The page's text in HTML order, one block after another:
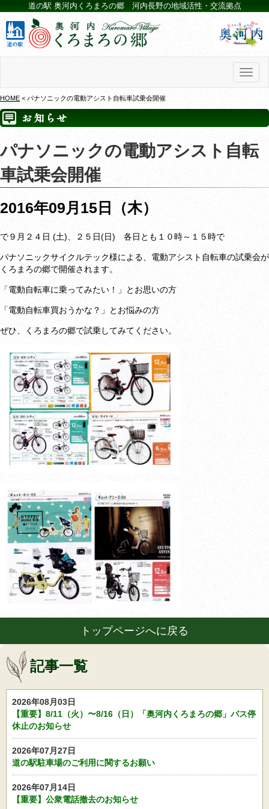
道の駅 奥河内くろまろの郷 河内長野の地域活性・交流拠点
HOME < パナソニックの電動アシスト自転車試乗会開催
パナソニックの電動アシスト自転
車試乗会開催
2016年09月15日（木）
で９月２４日 (土)、２５日(日) 各日とも１０時～１５時で
パナソニックサイクルテック様による、電動アシスト自転車の試乗会が
くろまろの郷で開催されます。
「電動自転車に乗ってみたい！」とお思いの方
「電動自転車買おうかな？」とお悩みの方
ぜひ、くろまろの郷で試乗してみてください。
トップページへに戻る
記事一覧
2026年08月03日
【重要】8/11（火）〜8/16（日）「奥河内くろまろの郷」バス停
休止のお知らせ
2026年07月27日
道の駅駐車場のご利用に関するお願い
2026年07月14日
【重要】公衆電話撤去のお知らせ